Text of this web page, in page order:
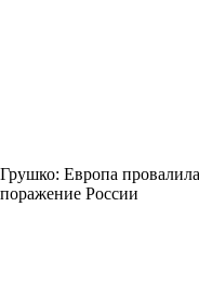
Грушко: Европа
поражение России